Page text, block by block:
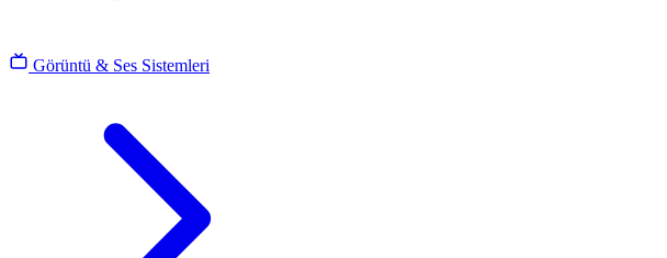
Görüntü & Ses Sistemleri